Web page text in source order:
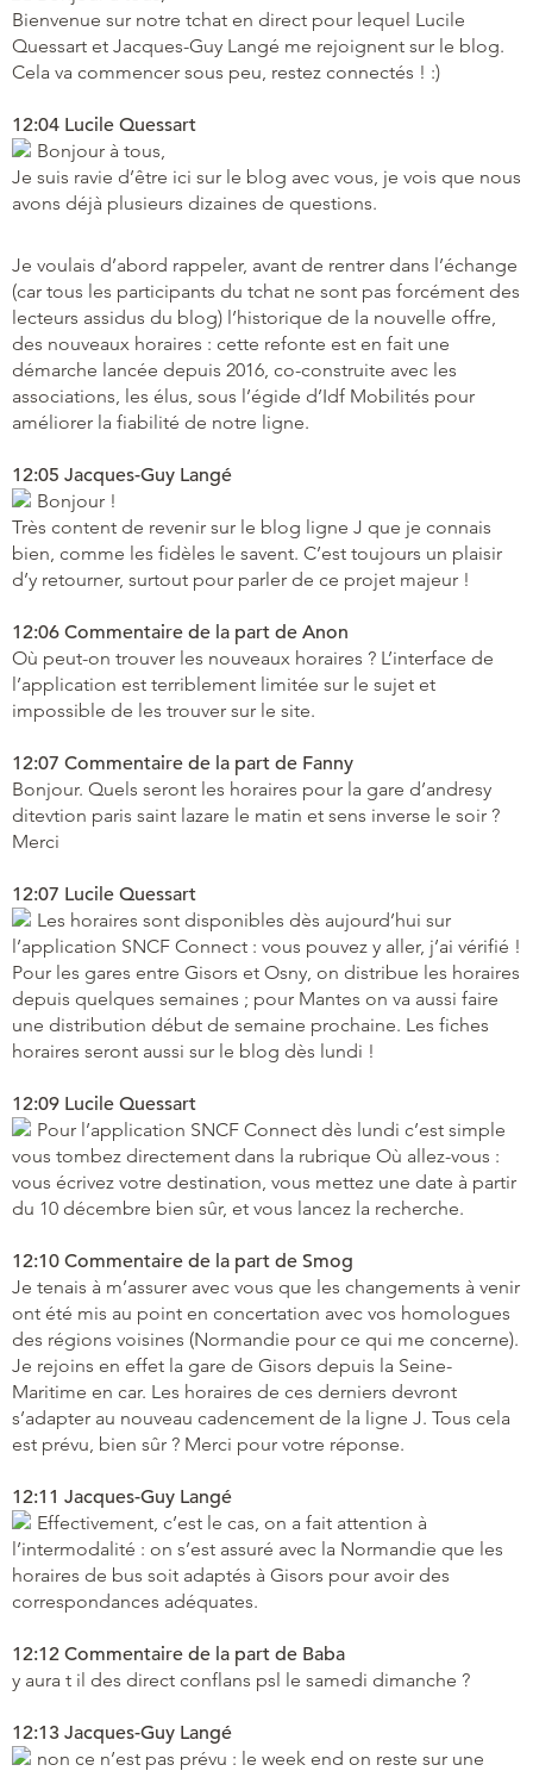
Bienvenue sur notre tchat en direct pour lequel Lucile
Quessart et Jacques-Guy Langé me rejoignent sur le blog.
Cela va commencer sous peu, restez connectés ! :)
12:04 Lucile Quessart
Bonjour à tous,
Je suis ravie d’être ici sur le blog avec vous, je vois que nous
avons déjà plusieurs dizaines de questions.
Je voulais d’abord rappeler, avant de rentrer dans l’échange
(car tous les participants du tchat ne sont pas forcément des
lecteurs assidus du blog) l’historique de la nouvelle offre,
des nouveaux horaires : cette refonte est en fait une
démarche lancée depuis 2016, co-construite avec les
associations, les élus, sous l’égide d’Idf Mobilités pour
améliorer la fiabilité de notre ligne.
12:05 Jacques-Guy Langé
Bonjour !
Très content de revenir sur le blog ligne J que je connais
bien, comme les fidèles le savent. C’est toujours un plaisir
d’y retourner, surtout pour parler de ce projet majeur !
12:06 Commentaire de la part de Anon
Où peut-on trouver les nouveaux horaires ? L’interface de
l’application est terriblement limitée sur le sujet et
impossible de les trouver sur le site.
12:07 Commentaire de la part de Fanny
Bonjour. Quels seront les horaires pour la gare d’andresy
ditevtion paris saint lazare le matin et sens inverse le soir ?
Merci
12:07 Lucile Quessart
Les horaires sont disponibles dès aujourd’hui sur
l’application SNCF Connect : vous pouvez y aller, j’ai vérifié !
Pour les gares entre Gisors et Osny, on distribue les horaires
depuis quelques semaines ; pour Mantes on va aussi faire
une distribution début de semaine prochaine. Les fiches
horaires seront aussi sur le blog dès lundi !
12:09 Lucile Quessart
Pour l’application SNCF Connect dès lundi c’est simple
vous tombez directement dans la rubrique Où allez-vous :
vous écrivez votre destination, vous mettez une date à partir
du 10 décembre bien sûr, et vous lancez la recherche.
12:10 Commentaire de la part de Smog
Je tenais à m’assurer avec vous que les changements à venir
ont été mis au point en concertation avec vos homologues
des régions voisines (Normandie pour ce qui me concerne).
Je rejoins en effet la gare de Gisors depuis la Seine-
Maritime en car. Les horaires de ces derniers devront
s’adapter au nouveau cadencement de la ligne J. Tous cela
est prévu, bien sûr ? Merci pour votre réponse.
12:11 Jacques-Guy Langé
Effectivement, c’est le cas, on a fait attention à
l’intermodalité : on s’est assuré avec la Normandie que les
horaires de bus soit adaptés à Gisors pour avoir des
correspondances adéquates.
12:12 Commentaire de la part de Baba
y aura t il des direct conflans psl le samedi dimanche ?
12:13 Jacques-Guy Langé
non ce n’est pas prévu : le week end on reste sur une